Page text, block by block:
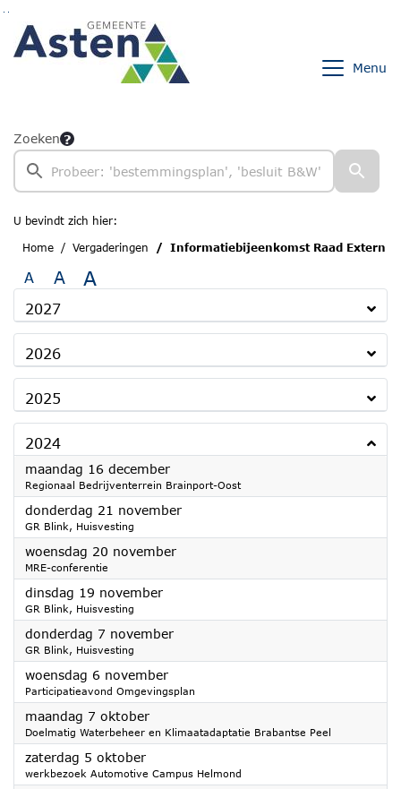
Ga naar de inhoud van deze pagina
Ga naar het zoeken
Ga naar het menu
Menu
Zoeken
U bevindt zich hier:
Home
Vergaderingen Informatiebijeenkomst Raad Extern
A A A
2027
2026
2025
2024
maandag 16 december2024
Regionaal Bedrijventerrein Brainport-Oost
donderdag 21 november2024
GR Blink, Huisvesting
woensdag 20 november2024
MRE-conferentie
dinsdag 19 november2024
GR Blink, Huisvesting
donderdag 7 november2024
GR Blink, Huisvesting
woensdag 6 november2024
Participatieavond Omgevingsplan
maandag 7 oktober2024
Doelmatig Waterbeheer en Klimaatadaptatie Brabantse Peel
zaterdag 5 oktober2024
werkbezoek Automotive Campus Helmond